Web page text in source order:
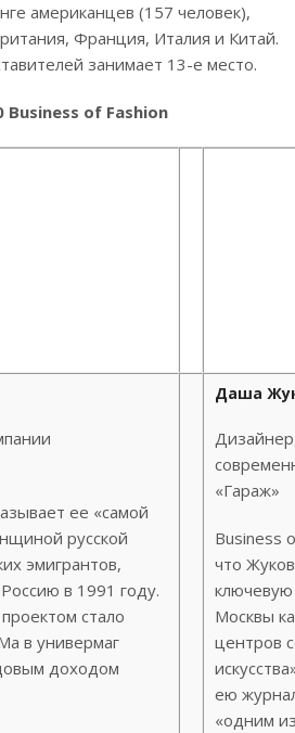
американцев (157 человек),
Франция, Италия и Китай.
занимает 13-е место.
Business of Fashion
ее «самой
русской
эмигрантов,
в 1991 году.
стало
в универмаг
доходом
Даша
«Гараж»
Business
что
ключевую
Москвы
центров
ею
«одним